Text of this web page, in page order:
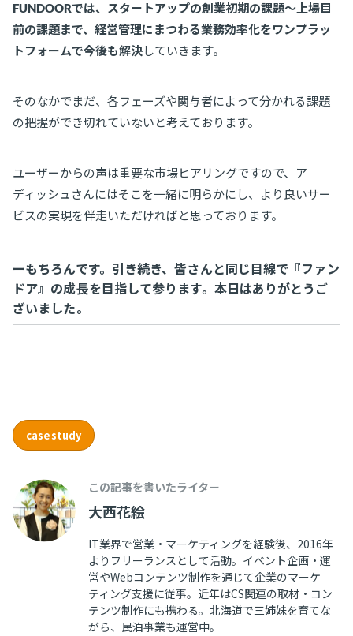
FUNDOORでは、スタートアップの創業初期の課題〜上場目
前の課題まで、経営管理にまつわる業務効率化をワンプラッ
トフォームで今後も解決していきます。
そのなかでまだ、各フェーズや関与者によって分かれる課題
の把握ができ切れていないと考えております。
ユーザーからの声は重要な市場ヒアリングですので、ア
ディッシュさんにはそこを一緒に明らかにし、より良いサー
ビスの実現を伴走いただければと思っております。
ーもちろんです。引き続き、皆さんと同じ目線で『ファン
ドア』の成長を目指して参ります。本日はありがとうご
ざいました。
casestudy
この記事を書いたライター
大西花絵
IT業界で営業・マーケティングを経験後、2016年
よりフリーランスとして活動。イベント企画・運
営やWebコンテンツ制作を通じて企業のマーケ
ティング支援に従事。近年はCS関連の取材・コン
テンツ制作にも携わる。北海道で三姉妹を育てな
がら、民泊事業も運営中。